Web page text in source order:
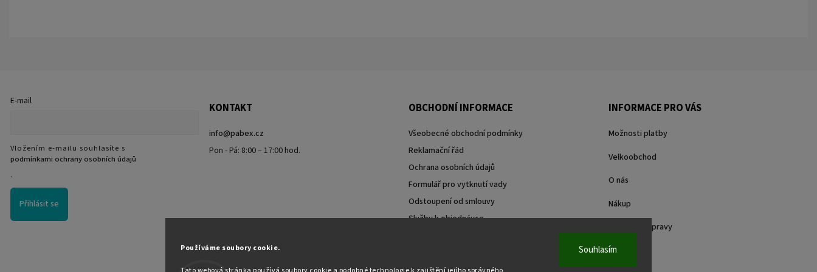
Používáme soubory cookie. Souhlasím
E-mail
Vložením e-mailu souhlasíte s
podmínkami ochrany osobních údajů
.
Přihlásit se
KONTAKT
info@pabex.cz
Pon - Pá: 8:00 – 17:00 hod.
OBCHODNÍ INFORMACE
Všeobecné obchodní podmínky
Reklamační řád
Ochrana osobních údajů
Formulář pro vytknutí vady
Odstoupení od smlouvy
Služby k objednávce
INFORMACE PRO VÁS
Možnosti platby
Velkoobchod
O nás
Nákup
Způsoby dopravy